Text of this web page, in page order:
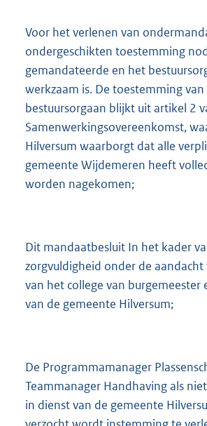
Voor het verlenen van
ondergeschikten toestemming
gemandateerde en het
werkzaam is. De toestemming
bestuursorgaan blijkt uit artikel 2
Samenwerkingsovereenkomst,
Hilversum waarborgt dat alle
gemeente Wijdemeren heeft
worden nagekomen;
Dit mandaatbesluit In het kader
zorgvuldigheid onder de
van het college van burgemeester
van de gemeente Hilversum;
De Programmamanager
Teammanager Handhaving als
in dienst van de gemeente